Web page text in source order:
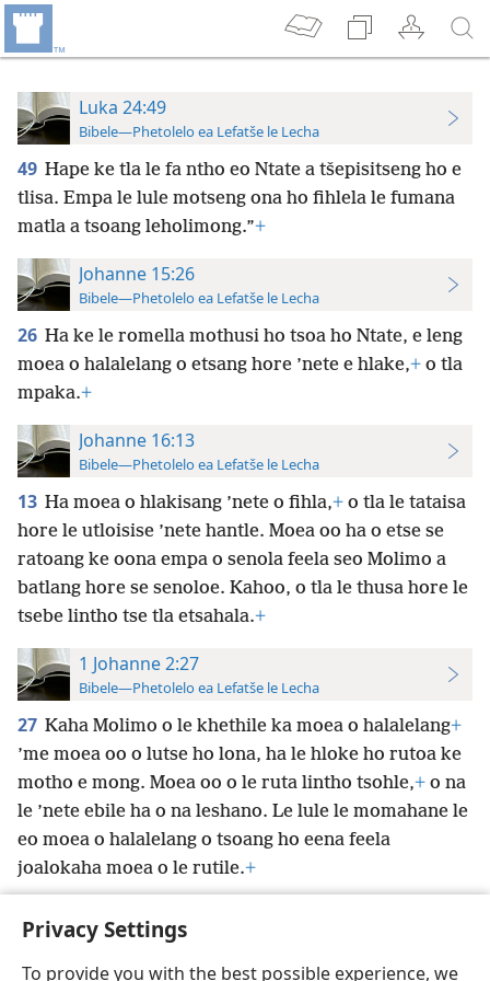
Privacy Settings
To provide you with the best possible experience, we
Luka 24:49
Bibele—Phetolelo ea Lefatše le Lecha
49 Hape ke tla le fa ntho eo Ntate a tšepisitseng ho e
tlisa. Empa le lule motseng ona ho fihlela le fumana
matla a tsoang leholimong.”+
Johanne 15:26
Bibele—Phetolelo ea Lefatše le Lecha
26 Ha ke le romella mothusi ho tsoa ho Ntate, e leng
moea o halalelang o etsang hore ’nete e hlake,+ o tla
mpaka.+
Johanne 16:13
Bibele—Phetolelo ea Lefatše le Lecha
13 Ha moea o hlakisang ’nete o fihla,+ o tla le tataisa
hore le utloisise ’nete hantle. Moea oo ha o etse se
ratoang ke oona empa o senola feela seo Molimo a
batlang hore se senoloe. Kahoo, o tla le thusa hore le
tsebe lintho tse tla etsahala.+
1 Johanne 2:27
Bibele—Phetolelo ea Lefatše le Lecha
27 Kaha Molimo o le khethile ka moea o halalelang+
’me moea oo o lutse ho lona, ha le hloke ho rutoa ke
motho e mong. Moea oo o le ruta lintho tsohle,+ o na
le ’nete ebile ha o na leshano. Le lule le momahane le
eo moea o halalelang o tsoang ho eena feela
joalokaha moea o le rutile.+